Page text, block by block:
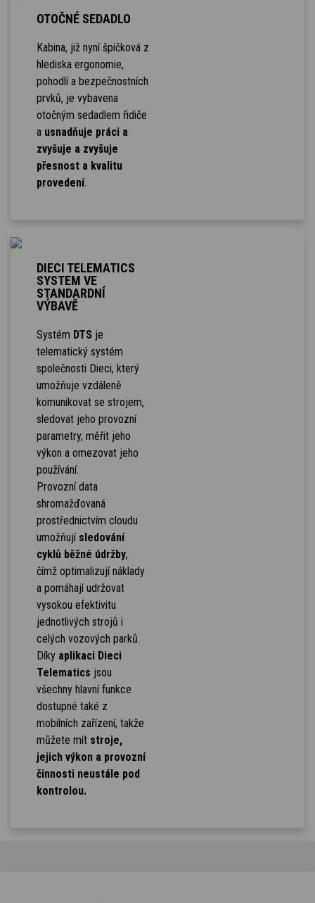
OTOČNÉ SEDADLO
Kabina, již nyní špičková z
hlediska ergonomie,
pohodlí a bezpečnostních
prvků, je vybavena
otočným sedadlem řidiče
a usnadňuje práci a
zvyšuje a zvyšuje
přesnost a kvalitu
provedení.
DIECI TELEMATICS
SYSTEM VE
STANDARDNÍ
VÝBAVĚ
Systém DTS je
telematický systém
společnosti Dieci, který
umožňuje vzdáleně
komunikovat se strojem,
sledovat jeho provozní
parametry, měřit jeho
výkon a omezovat jeho
používání.
Provozní data
shromažďovaná
prostřednictvím cloudu
umožňují sledování
cyklů běžné údržby,
čímž optimalizují náklady
a pomáhají udržovat
vysokou efektivitu
jednotlivých strojů i
celých vozových parků.
Díky aplikaci Dieci
Telematics jsou
všechny hlavní funkce
dostupné také z
mobilních zařízení, takže
můžete mít stroje,
jejich výkon a provozní
činnosti neustále pod
kontrolou.